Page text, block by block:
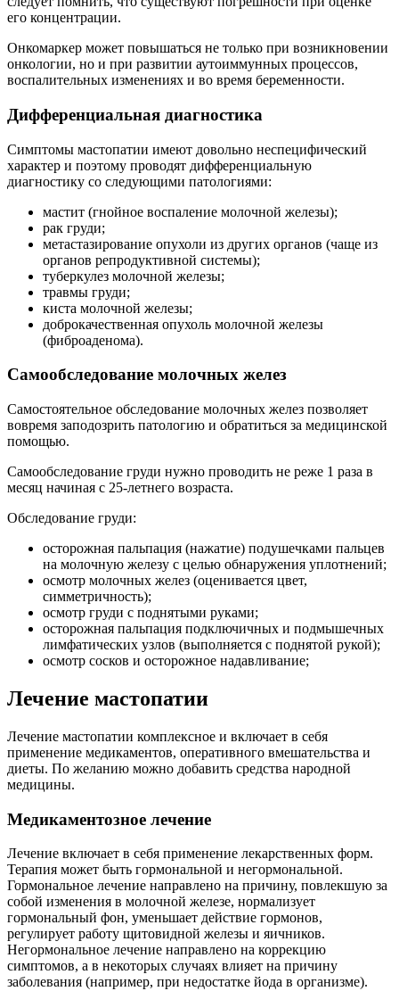
его концентрации.
Онкомаркер может повышаться не только при возникновении
онкологии, но и при развитии аутоиммунных процессов,
воспалительных изменениях и во время беременности.
Дифференциальная диагностика
Симптомы мастопатии имеют довольно неспецифический
характер и поэтому проводят дифференциальную
диагностику со следующими патологиями:
мастит (гнойное воспаление молочной железы);
рак груди;
метастазирование опухоли из других органов (чаще из
органов репродуктивной системы);
туберкулез молочной железы;
травмы груди;
киста молочной железы;
доброкачественная опухоль молочной железы
(фиброаденома).
Самообследование молочных желез
Самостоятельное обследование молочных желез позволяет
вовремя заподозрить патологию и обратиться за медицинской
помощью.
Самообследование груди нужно проводить не реже 1 раза в
месяц начиная с 25-летнего возраста.
Обследование груди:
осторожная пальпация (нажатие) подушечками пальцев
на молочную железу с целью обнаружения уплотнений;
осмотр молочных желез (оценивается цвет,
симметричность);
осмотр груди с поднятыми руками;
осторожная пальпация подключичных и подмышечных
лимфатических узлов (выполняется с поднятой рукой);
осмотр сосков и осторожное надавливание;
Лечение мастопатии
Лечение мастопатии комплексное и включает в себя
применение медикаментов, оперативного вмешательства и
диеты. По желанию можно добавить средства народной
медицины.
Медикаментозное лечение
Лечение включает в себя применение лекарственных форм.
Терапия может быть гормональной и негормональной.
Гормональное лечение направлено на причину, повлекшую за
собой изменения в молочной железе, нормализует
гормональный фон, уменьшает действие гормонов,
регулирует работу щитовидной железы и яичников.
Негормональное лечение направлено на коррекцию
симптомов, а в некоторых случаях влияет на причину
заболевания (например, при недостатке йода в организме).